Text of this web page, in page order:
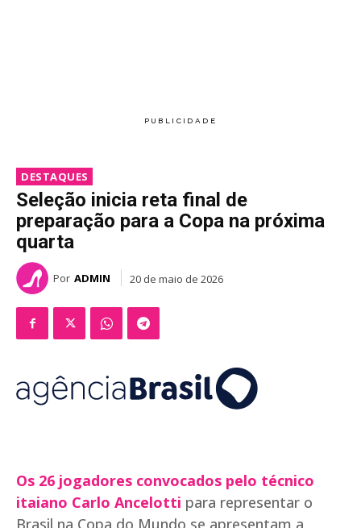
DESTAQUES
Seleção inicia reta final de
preparação para a Copa na próxima
quarta
Por ADMIN 20 de maio de 2026
Os 26 jogadores convocados pelo técnico
itaiano Carlo Ancelotti para representar o